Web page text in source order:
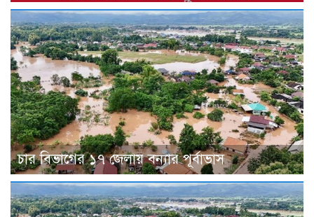
চার বিভাগের ১৭ জেলায় বন্যার পূর্বাভাস